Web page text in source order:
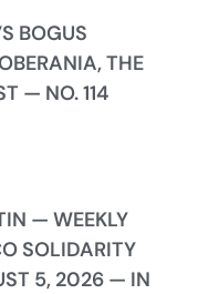
BOGUS
THE
— NO. 114
— WEEKLY
SOLIDARITY
5, 2026 — IN